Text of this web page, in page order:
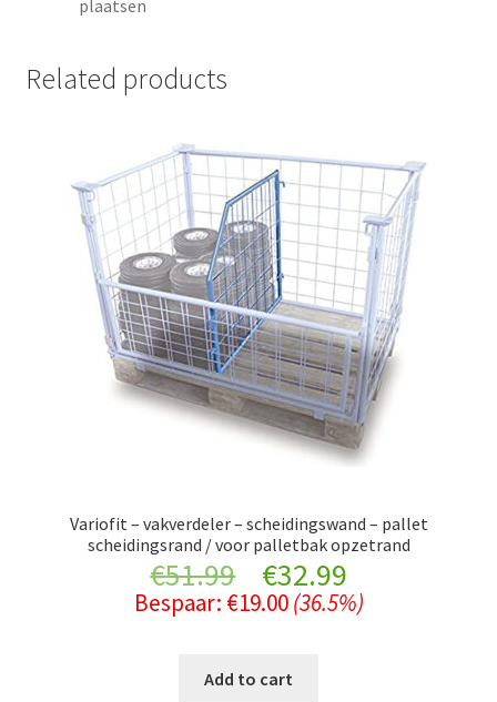
plaatsen
Related products
Variofit – vakverdeler – scheidingswand – pallet
scheidingsrand / voor palletbak opzetrand
€51.99
Original
price
was:
€32.99Current
price
Bespaar: €19.00 (36.5%)
Add to cart